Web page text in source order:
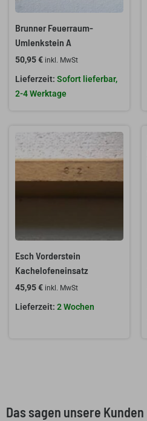
Brunner Feuerraum-
Umlenkstein A
50,95€ inkl. MwSt
Sofort lieferbar,
2-4 Werktage
Esch Vorderstein
Kachelofeneinsatz
45,95€ inkl. MwSt
2 Wochen
Das sagen unsere Kunden